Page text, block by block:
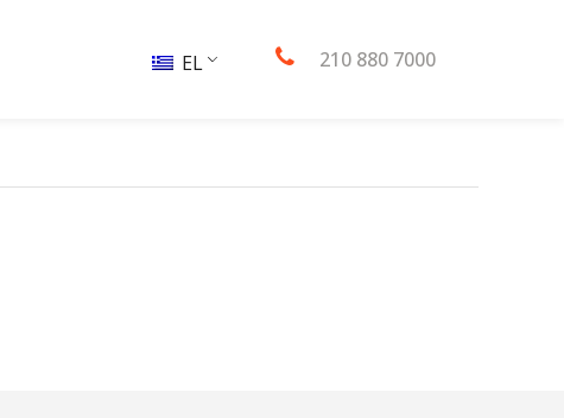
EL 210 880 7000